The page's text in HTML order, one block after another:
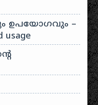
ഉപയോഗവും –
usage